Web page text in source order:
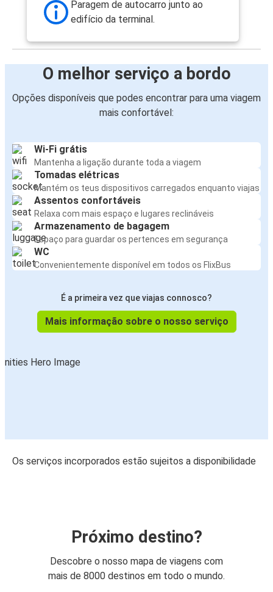
Paragem de autocarro junto ao
edifício da terminal.
O melhor serviço a bordo
Opções disponíveis que podes encontrar para uma viagem
mais confortável:
Wi-Fi grátis
Mantenha a ligação durante toda a viagem
Tomadas elétricas
Mantém os teus dispositivos carregados enquanto viajas
Assentos confortáveis
Relaxa com mais espaço e lugares reclináveis
Armazenamento de bagagem
Espaço para guardar os pertences em segurança
WC
Convenientemente disponível em todos os FlixBus
É a primeira vez que viajas connosco?
Mais informação sobre o nosso serviço
Os serviços incorporados estão sujeitos a disponibilidade
Próximo destino?
Descobre o nosso mapa de viagens com
mais de 8000 destinos em todo o mundo.